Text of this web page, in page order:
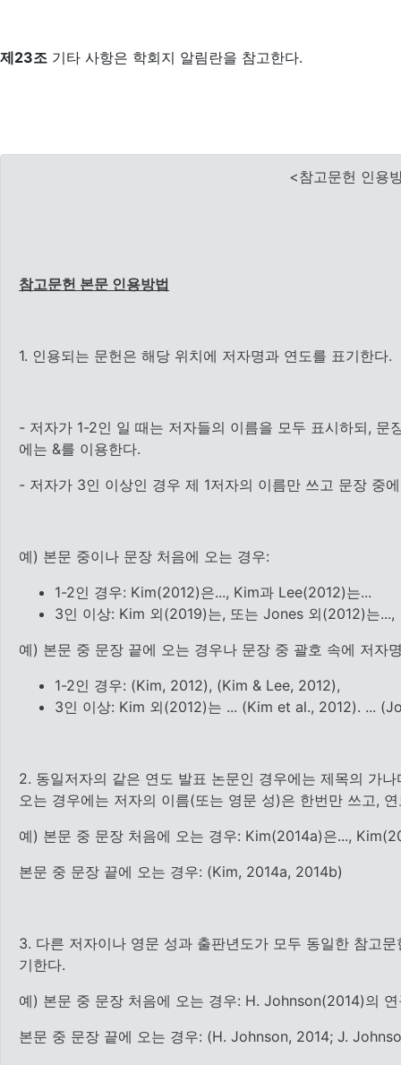
제23조 기타 사항은 학회지 알림란을 참고한다.
<참고문헌 인용
참고문헌 본문 인용방법
1. 인용되는 문헌은 해당 위치에 저자명과 연도를 표기한다.
- 저자가 1-2인 일 때는 저자들의 이름을 모두 표시하되,
에는 &를 이용한다.
- 저자가 3인 이상인 경우 제 1저자의 이름만 쓰고 문장 중
예) 본문 중이나 문장 처음에 오는 경우:
1-2인 경우: Kim(2012)은..., Kim과 Lee(2012)는...
3인 이상: Kim 외(2019)는, 또는 Jones 외(2012)는...,
예) 본문 중 문장 끝에 오는 경우나 문장 중 괄호 속에 저자
1-2인 경우: (Kim, 2012), (Kim & Lee, 2012),
3인 이상: Kim 외(2012)는 ... (Kim et al., 2012). ...
2. 동일저자의 같은 연도 발표 논문인 경우에는 제목의 가
오는 경우에는 저자의 이름(또는 영문 성)은 한번만 쓰고,
예) 본문 중 문장 처음에 오는 경우: Kim(2014a)은...,
본문 중 문장 끝에 오는 경우: (Kim, 2014a, 2014b)
3. 다른 저자이나 영문 성과 출판년도가 모두 동일한 참고
기한다.
예) 본문 중 문장 처음에 오는 경우: H. Johnson(2014)의
본문 중 문장 끝에 오는 경우: (H. Johnson, 2014; J.